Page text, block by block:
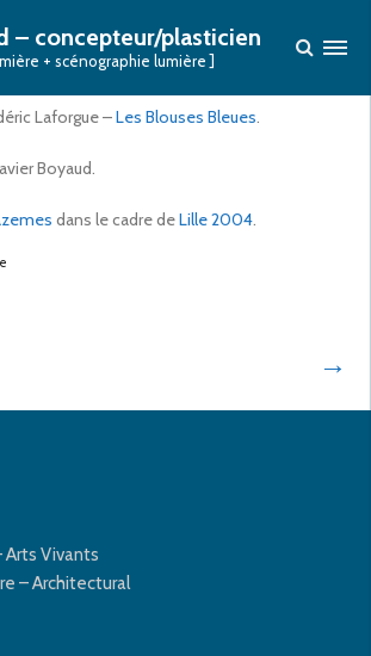
– concepteur/plasticien
+ scénographie lumière ]
2
Laforgue –Les Blouses Bleues.
Boyaud.
dans le cadre deLille 2004.
→
Arts Vivants
– Architectural